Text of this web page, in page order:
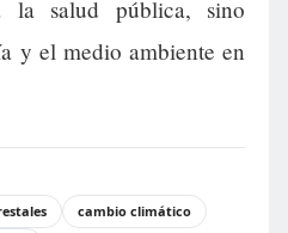
la salud pública, sino
y el medio ambiente en
cambio climático